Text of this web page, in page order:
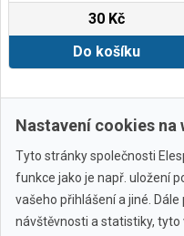
30 Kč
Do košíku
Nastavení cookies na
Tyto stránky společnosti
funkce jako je např. uložení
vašeho přihlášení a jiné.
návštěvnosti a statistiky,